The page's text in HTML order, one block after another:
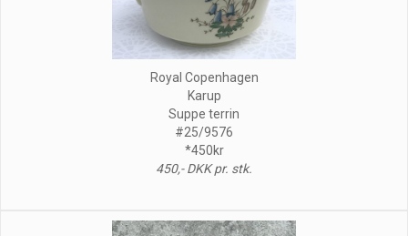
Royal Copenhagen
Karup
Suppe terrin
#25/9576
*450kr
450,- DKK pr. stk.